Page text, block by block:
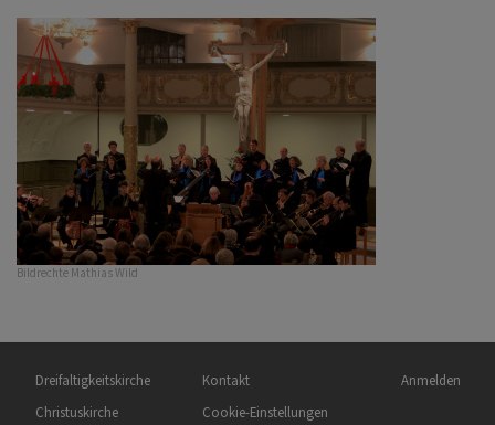
Bildrechte Mathias Wild
Hauptnavigation
Dreifaltigkeitskirche
Christuskirche
Fußbereichsmenü
Kontakt
Cookie-Einstellungen
Anmelden